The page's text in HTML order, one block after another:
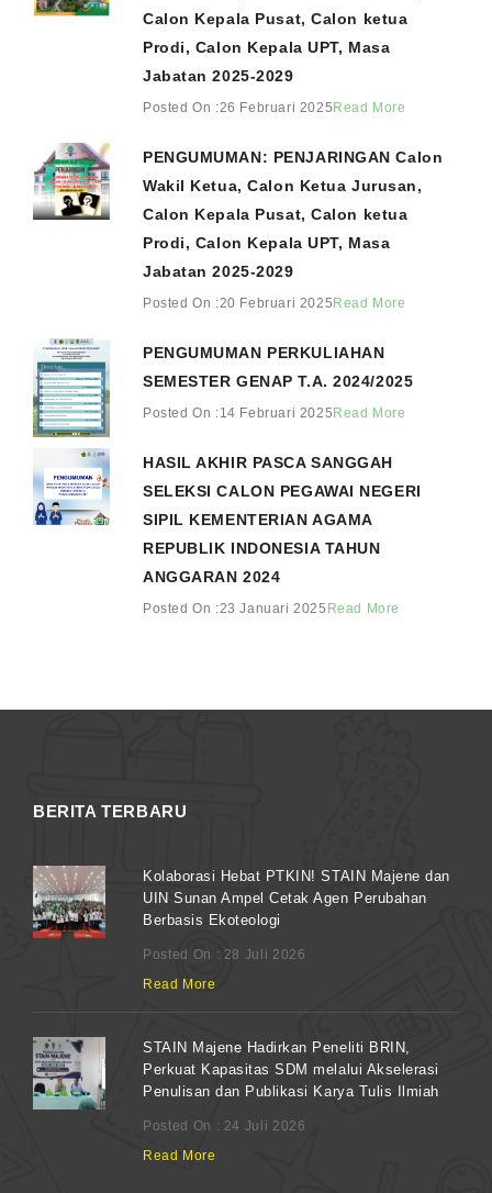
Calon Kepala Pusat, Calon ketua
Prodi, Calon Kepala UPT, Masa
Jabatan 2025-2029
Posted On :26 Februari 2025Read More
PENGUMUMAN: PENJARINGAN Calon
Wakil Ketua, Calon Ketua Jurusan,
Calon Kepala Pusat, Calon ketua
Prodi, Calon Kepala UPT, Masa
Jabatan 2025-2029
Posted On :20 Februari 2025Read More
PENGUMUMAN PERKULIAHAN
SEMESTER GENAP T.A. 2024/2025
Posted On :14 Februari 2025Read More
HASIL AKHIR PASCA SANGGAH
SELEKSI CALON PEGAWAI NEGERI
SIPIL KEMENTERIAN AGAMA
REPUBLIK INDONESIA TAHUN
ANGGARAN 2024
Posted On :23 Januari 2025 Read More
BERITA TERBARU
Kolaborasi Hebat PTKIN! STAIN Majene dan
UIN Sunan Ampel Cetak Agen Perubahan
Berbasis Ekoteologi
Posted On : 28 Juli 2026
Read More
STAIN Majene Hadirkan Peneliti BRIN,
Perkuat Kapasitas SDM melalui Akselerasi
Penulisan dan Publikasi Karya Tulis Ilmiah
Posted On : 24 Juli 2026
Read More